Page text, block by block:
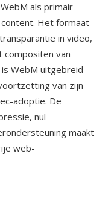
als primair
Het formaat
in video,
van
WebM uitgebreid
van zijn
adoptie. De
nul
maakt
web-